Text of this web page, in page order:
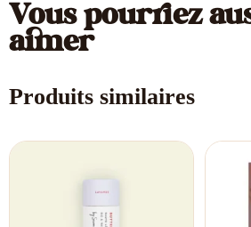
Vous pourriez
aimer
Produits similaires
initial
10,00 €.
actuel
8,00 €.